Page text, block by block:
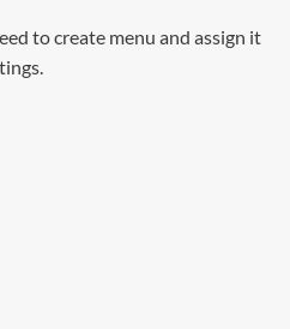
to create menu and assign it